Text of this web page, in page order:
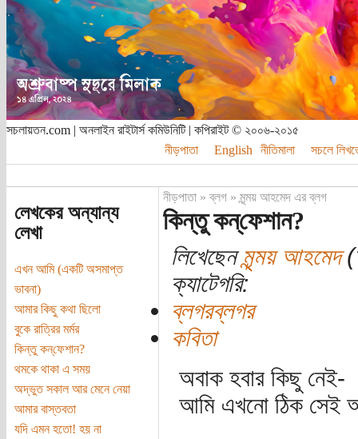
সচলায়তন.com | অনলাইন রাইটার্স কমিউনিটি | কপিরাইট © ২০০৬-২০১৫
নীড়পাতা
English নীতিমালা সচলে
লেখকের অন্যান্য
লেখা
এখন আমি (একটি অসমাপ্ত
ভাবনা)
আমার কিছু কথা ছিলো
বুকে রাত্রির মর্মর
কিন্তু কন্‌ফেশান?
থমকে থাকা এ সময়
অদ্ভুত সকাল আর মেনে নেয়া
আমার বাস্তবতা
যদি এমন হতো! হয় না
নীড়পাতা»ব্লগ» মৃন্ময় আহমেদ এর ব্লগ
কিন্তু কন্‌ফেশান?
লিখেছেনমৃন্ময় আহমেদ
ক্যাটেগরি:
ব্লগরব্লগর
কবিতা
অবাক হবার কিছু নেই-
আমি এখনো ঠিক সেই